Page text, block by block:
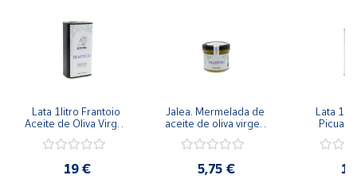
Lata 1litro Frantoio
Aceite de Oliva Virgen
19 €
Jalea. Mermelada de
aceite de oliva virgen
5,75 €
Lata
Picual